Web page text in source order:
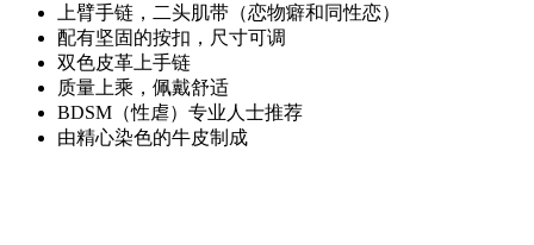
上臂手链，二头肌带（恋物癖和同性恋）
配有坚固的按扣，尺寸可调
双色皮革上手链
质量上乘，佩戴舒适
BDSM（性虐）专业人士推荐
由精心染色的牛皮制成